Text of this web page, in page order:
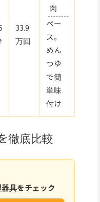
33.9
万回
肉
ベー
ス。
めん
つゆ
で簡
単味
付け
徹底比較
具をチェック